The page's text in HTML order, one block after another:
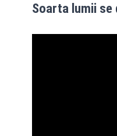
Soarta lumii se